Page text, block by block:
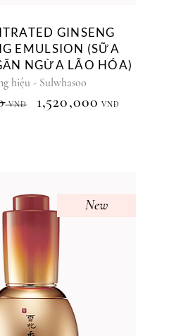
GINSENG
EMULSION (SỮA
NGỪA LÃO HÓA)
hiệu - Sulwhasoo
VNĐ 1,520,000 VNĐ
New